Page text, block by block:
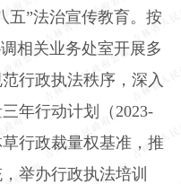
五”法治宣传教育。按
相关业务处室开展多
行政执法秩序，深入
年行动计划（ 2023-
行政裁量权基准，推
举办行政执法培训